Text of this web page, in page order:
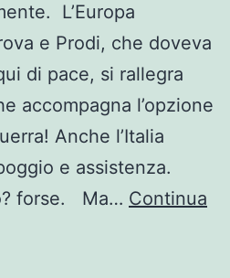
L’Europa
e Prodi, che doveva
di pace, si rallegra
accompagna l’opzione
Anche l’Italia
e assistenza.
forse. Ma… Continua